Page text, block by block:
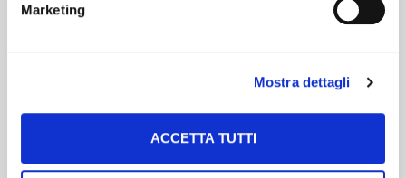
Marketing
Mostra dettagli
ACCETTA TUTTI